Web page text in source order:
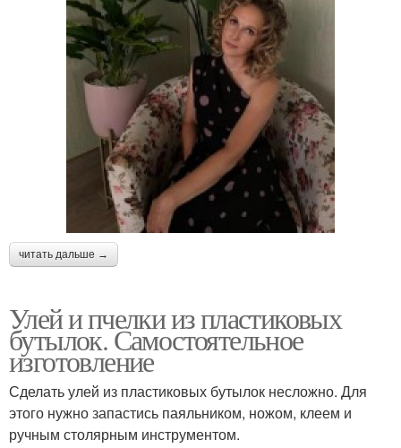
читать дальше →
Улей и пчелки из пластиковых
бутылок. Самостоятельное
изготовление
Сделать улей из пластиковых бутылок несложно. Для
этого нужно запастись паяльником, ножом, клеем и
ручным столярным инструментом.